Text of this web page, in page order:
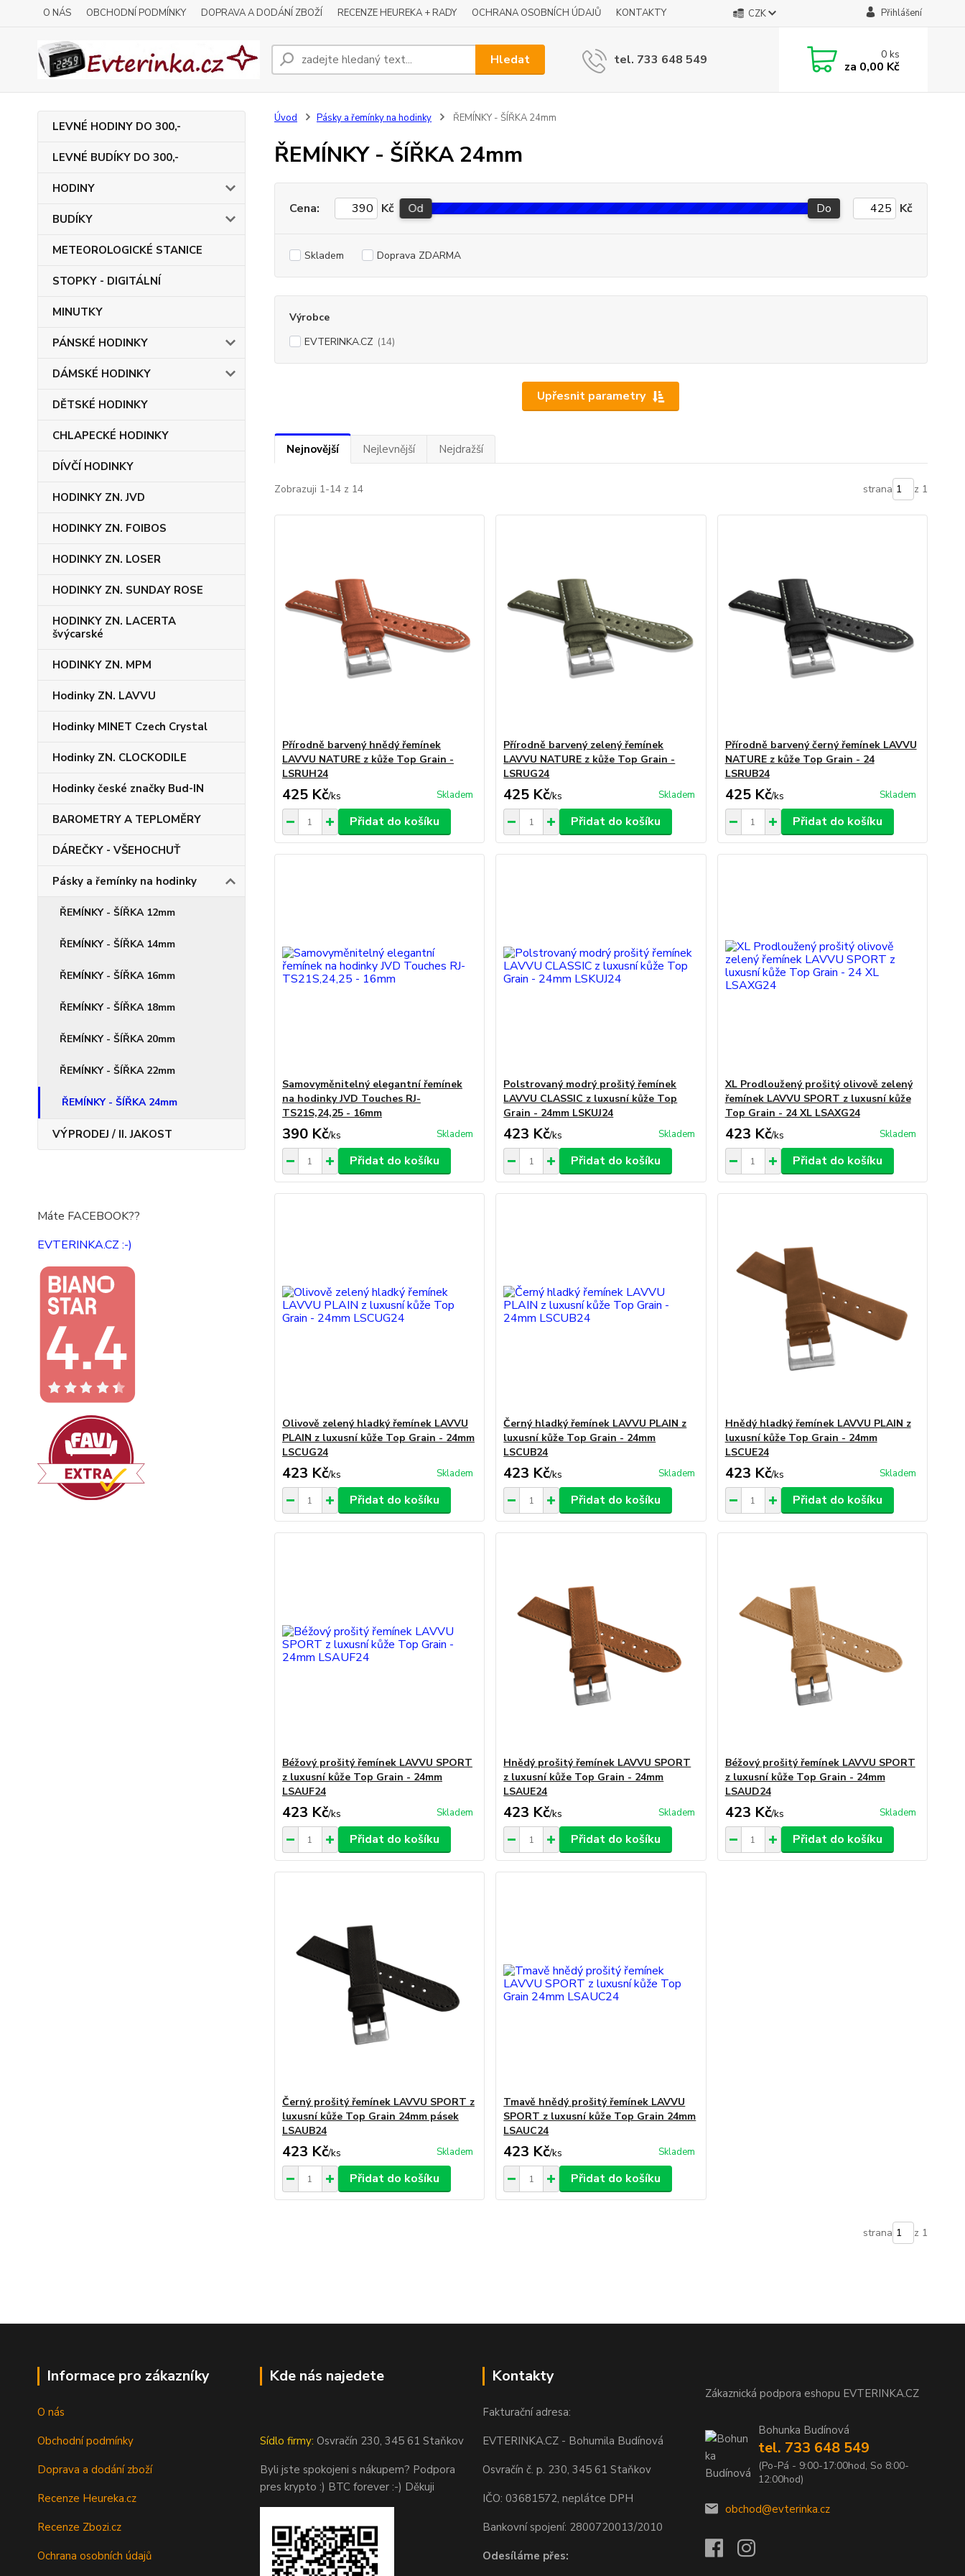
O NÁS OBCHODNÍ PODMÍNKY DOPRAVA A DODÁNÍ ZBOŽÍ RECENZE HEUREKA + RADY OCHRANA OSOBNÍCH ÚDAJŮ KONTAKTY CZK Přihlášení
Hledat tel. 733 648 549 0ks
za 0,00 Kč
LEVNÉ HODINY DO 300,-
LEVNÉ BUDÍKY DO 300,-
HODINY
BUDÍKY
METEOROLOGICKÉ STANICE
STOPKY - DIGITÁLNÍ
MINUTKY
PÁNSKÉ HODINKY
DÁMSKÉ HODINKY
DĚTSKÉ HODINKY
CHLAPECKÉ HODINKY
DÍVČÍ HODINKY
HODINKY ZN. JVD
HODINKY ZN. FOIBOS
HODINKY ZN. LOSER
HODINKY ZN. SUNDAY ROSE
HODINKY ZN. LACERTA
švýcarské
HODINKY ZN. MPM
Hodinky ZN. LAVVU
Hodinky MINET Czech Crystal
Hodinky ZN. CLOCKODILE
Hodinky české značky Bud-IN
BAROMETRY A TEPLOMĚRY
DÁREČKY - VŠEHOCHUŤ
Pásky a řemínky na hodinky
ŘEMÍNKY - ŠÍŘKA 12mm
ŘEMÍNKY - ŠÍŘKA 14mm
ŘEMÍNKY - ŠÍŘKA 16mm
ŘEMÍNKY - ŠÍŘKA 18mm
ŘEMÍNKY - ŠÍŘKA 20mm
ŘEMÍNKY - ŠÍŘKA 22mm
ŘEMÍNKY - ŠÍŘKA 24mm
VÝPRODEJ / II. JAKOST
Máte FACEBOOK??
EVTERINKA.CZ :-)
Úvod Pásky a řemínky na hodinky ŘEMÍNKY - ŠÍŘKA 24mm
ŘEMÍNKY - ŠÍŘKA 24mm
Upřesnit parametry
Cena: Kč Od Do Kč
Skladem Doprava ZDARMA
Výrobce
EVTERINKA.CZ (14)
Nejnovější Nejlevnější Nejdražší
Zobrazuji 1-14 z 14 strana z 1
Přírodně barvený hnědý řemínek
LAVVU NATURE z kůže Top Grain -
LSRUH24
425 Kč/ks Skladem
Přidat do košíku
Přírodně barvený zelený řemínek
LAVVU NATURE z kůže Top Grain -
LSRUG24
425 Kč/ks Skladem
Přidat do košíku
Přírodně barvený černý řemínek LAVVU
NATURE z kůže Top Grain - 24
LSRUB24
425 Kč/ks Skladem
Přidat do košíku
Samovyměnitelný elegantní řemínek
na hodinky JVD Touches RJ-
TS21S,24,25 - 16mm
390 Kč/ks Skladem
Přidat do košíku
Polstrovaný modrý prošitý řemínek
LAVVU CLASSIC z luxusní kůže Top
Grain - 24mm LSKUJ24
423 Kč/ks Skladem
Přidat do košíku
XL Prodloužený prošitý olivově zelený
řemínek LAVVU SPORT z luxusní kůže
Top Grain - 24 XL LSAXG24
423 Kč/ks Skladem
Přidat do košíku
Olivově zelený hladký řemínek LAVVU
PLAIN z luxusní kůže Top Grain - 24mm
LSCUG24
423 Kč/ks Skladem
Přidat do košíku
Černý hladký řemínek LAVVU PLAIN z
luxusní kůže Top Grain - 24mm
LSCUB24
423 Kč/ks Skladem
Přidat do košíku
Hnědý hladký řemínek LAVVU PLAIN z
luxusní kůže Top Grain - 24mm
LSCUE24
423 Kč/ks Skladem
Přidat do košíku
Béžový prošitý řemínek LAVVU SPORT
z luxusní kůže Top Grain - 24mm
LSAUF24
423 Kč/ks Skladem
Přidat do košíku
Hnědý prošitý řemínek LAVVU SPORT
z luxusní kůže Top Grain - 24mm
LSAUE24
423 Kč/ks Skladem
Přidat do košíku
Béžový prošitý řemínek LAVVU SPORT
z luxusní kůže Top Grain - 24mm
LSAUD24
423 Kč/ks Skladem
Přidat do košíku
Černý prošitý řemínek LAVVU SPORT z
luxusní kůže Top Grain 24mm pásek
LSAUB24
423 Kč/ks Skladem
Přidat do košíku
Tmavě hnědý prošitý řemínek LAVVU
SPORT z luxusní kůže Top Grain 24mm
LSAUC24
423 Kč/ks Skladem
Přidat do košíku
strana z 1
Informace pro zákazníky
O nás
Obchodní podmínky
Doprava a dodání zboží
Recenze Heureka.cz
Recenze Zbozi.cz
Ochrana osobních údajů
Kde nás najedete
Sídlo firmy: Osvračín 230, 345 61 Staňkov
Byli jste spokojeni s nákupem? Podpora
pres krypto :) BTC forever :-) Děkuji
Kontakty
Fakturační adresa:
EVTERINKA.CZ - Bohumila Budínová
Osvračín č. p. 230, 345 61 Staňkov
IČO: 03681572, neplátce DPH
Bankovní spojení: 2800720013/2010
Odesíláme přes:
Zákaznická podpora eshopu EVTERINKA.CZ
Bohunka Budínová
tel. 733 648 549
(Po-Pá - 9:00-17:00hod, So 8:00-
12:00hod)
obchod@evterinka.cz